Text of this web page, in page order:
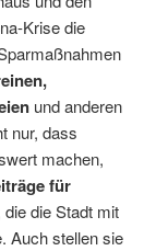
Krise die
und anderen
nur, dass
machen,
für
die die Stadt mit
Auch stellen sie